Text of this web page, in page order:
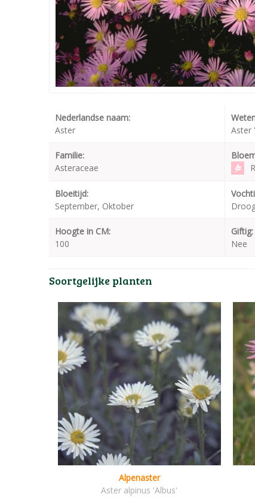
Nederlandse naam:
Aster
Aster
Familie:
Asteraceae
Bloeitijd:
September, Oktober
Hoogte in CM:
100
Giftig:
Nee
Soortgelijke planten
Alpenaster
Aster alpinus 'Albus'